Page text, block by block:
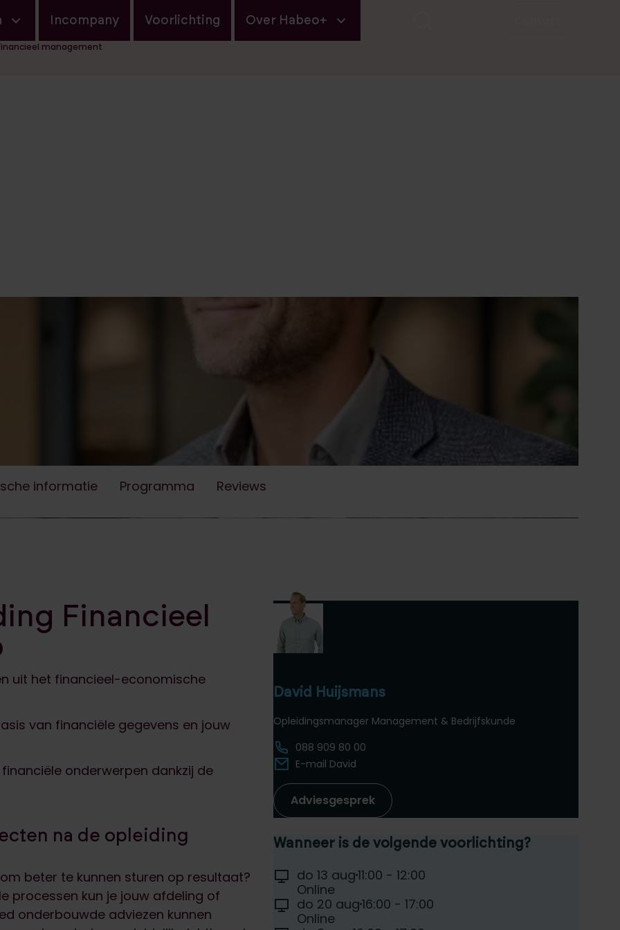
Incompany Voorlichting Over Habeo+
management
van Financieel management te gaan
om gefundeerde beslissingen
Breda
do 19 nov 2026
Alle startdata
informatie Programma Reviews
Financieel
uit het financieel-economische
van financiële gegevens en jouw
onderwerpen dankzij de
na de opleiding
beter te kunnen sturen op resultaat?
processen kun je jouw afdeling of
onderbouwde adviezen kunnen
David Huijsmans
Opleidingsmanager Management & Bedrijfskunde
088 909 80 00
E-mail David
Adviesgesprek
Wanneer is de volgende voorlichting?
Selecteer een voorlichtingsdag:
Datum:
do 13 augTijd:
11:00 - 12:00
Locatie:
Online
Datum:
do 20 augTijd:
16:00 - 17:00
Locatie:
Online